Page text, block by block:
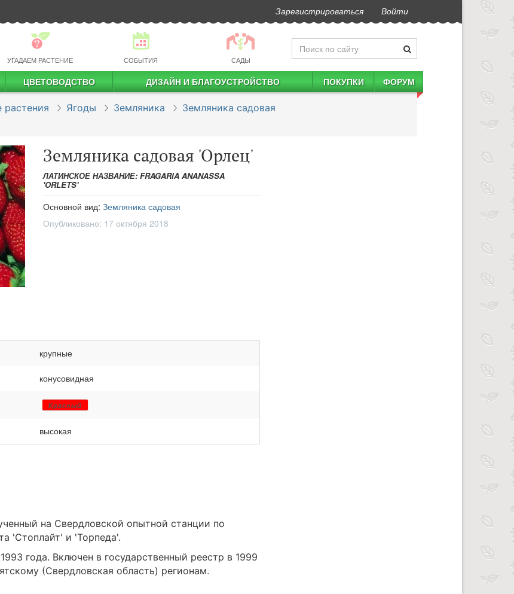
Зарегистрироваться Войти
УГАДАЕМ РАСТЕНИЕ СОБЫТИЯ САДЫ
ЦВЕТОВОДСТВО ДИЗАЙН И БЛАГОУСТРОЙСТВО ПОКУПКИ ФОРУМ
Ягоды Земляника
Земляника садовая
Земляника садовая 'Орлец'
ЛАТИНСКОЕ НАЗВАНИЕ: FRAGARIA ANANASSA
'ORLETS'
Основной вид: Земляника садовая
Опубликовано: 17 октября 2018
крупные
конусовидная
Красный
высокая
на Свердловской опытной станции по
'Стоплайт' и 'Торпеда'.
года. Включен в государственный реестр в 1999
(Свердловская область) регионам.